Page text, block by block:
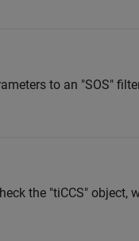
to an "SOS"
the "tiCCS" object,